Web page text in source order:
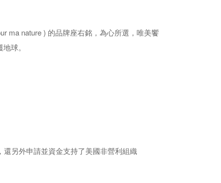
ma nature ) 的品牌座右銘，為心所選，唯美饗
球。
另外申請並資金支持了美國非營利組織